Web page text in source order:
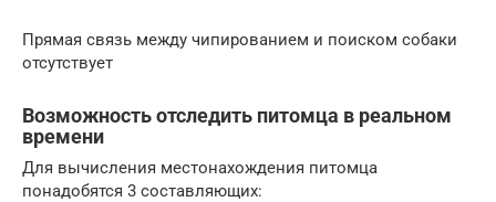
Прямая связь между чипированием и поиском собаки
отсутствует
Возможность отследить питомца в реальном
времени
Для вычисления местонахождения питомца
понадобятся 3 составляющих: